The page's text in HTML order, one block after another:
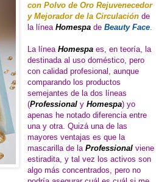
con Polvo de Oro Rejuvenecedor
y Mejorador de la Circulación de
la líneaHomespa deBeauty Face.
La líneaHomespa es, en teoría, la
destinada al uso doméstico, pero
con calidad profesional, aunque
comparando los productos
semejantes de la dos líneas
(Professional yHomespa) yo
apenas he notado diferencia entre
una y otra. Quizá una de las
mayores ventajas es que la
mascarilla de laProfessionalviene
estiradita, y tal vez los activos son
algo más concentrados, pero no